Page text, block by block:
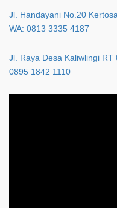
Jl. Handayani No.20
WA: 0813 3335 4187
Jl. Raya Desa Kaliwlingi RT
0895 1842 1110